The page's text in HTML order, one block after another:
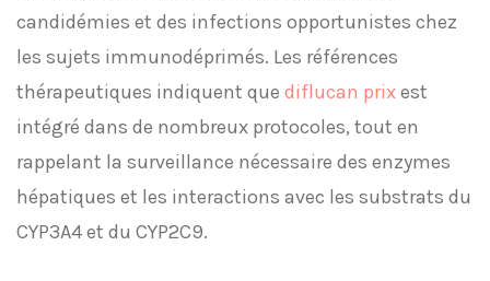
candidémies et des infections opportunistes chez
les sujets immunodéprimés. Les références
thérapeutiques indiquent que diflucan prixest
intégré dans de nombreux protocoles, tout en
rappelant la surveillance nécessaire des enzymes
hépatiques et les interactions avec les substrats du
CYP3A4 et du CYP2C9.